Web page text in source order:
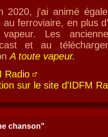
2020, j'ai animé
au ferroviaire, en plus
Les
et au
A toute vapeur.
Radio
sur le site d'IDFM
chanson"